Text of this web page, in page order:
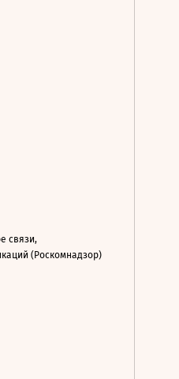
связи,
(Роскомнадзор)